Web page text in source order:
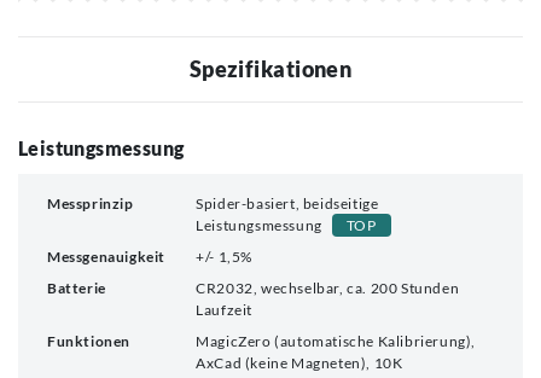
Spezifikationen
Leistungsmessung
Messprinzip
Spider-basiert, beidseitige
Leistungsmessung
TOP
Messgenauigkeit
+/- 1,5%
Batterie
CR2032, wechselbar, ca. 200 Stunden
Laufzeit
Funktionen
MagicZero (automatische Kalibrierung),
AxCad (keine Magneten), 10K